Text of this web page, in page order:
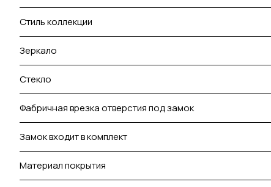
Стиль коллекции
Зеркало
Стекло
Фабричная врезка отверстия под замок
Замок входит в комплект
Материал покрытия